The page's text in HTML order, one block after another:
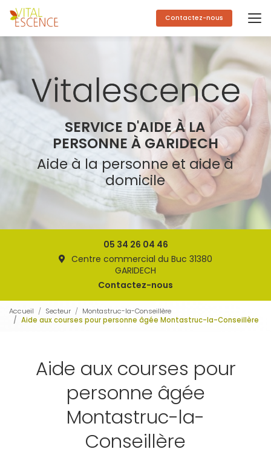
Aller
au
contenu
principal
Contactez-nous
SERVICE D'AIDE À LA
PERSONNE À GARIDECH
Aide à la personne et aide à
domicile
05 34 26 04 46
Centre commercial du Buc 31380
GARIDECH
Contactez-nous
Accueil Secteur
Montastruc-la-Conseillère
Aide aux courses pour personne âgée Montastruc-la-Conseillère
Aide aux courses pour
personne âgée
Montastruc-la-
Conseillère